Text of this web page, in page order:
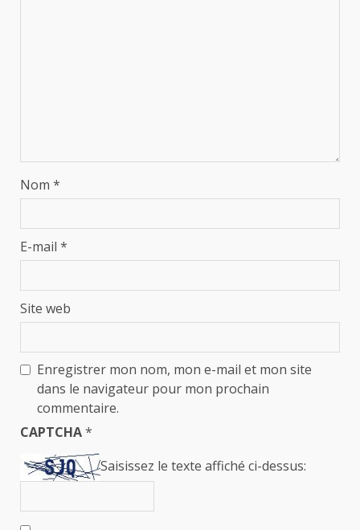
Nom *
E-mail *
Site web
Enregistrer mon nom, mon e-mail et mon site
dans le navigateur pour mon prochain
commentaire.
CAPTCHA*
Saisissez le texte affiché ci-dessus: